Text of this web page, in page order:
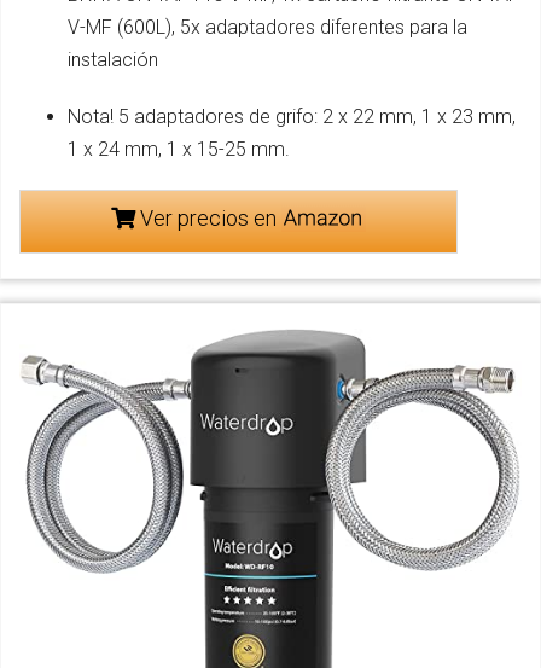
V-MF (600L), 5x adaptadores diferentes para la
instalación
Nota! 5 adaptadores de grifo: 2 x 22 mm, 1 x 23 mm,
1 x 24 mm, 1 x 15-25 mm.
Ver precios en